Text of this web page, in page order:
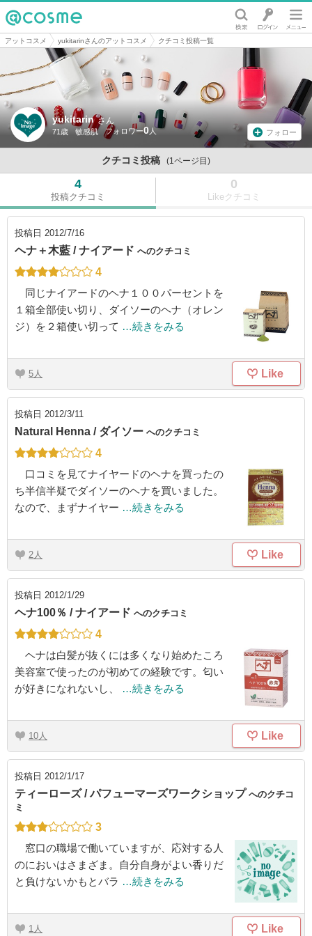
@cosme
アットコスメ yukitarinさんのアットコスメ クチコミ投稿一覧
yukitarin さん
71歳 敏感肌 0 フォロー
クチコミ投稿 (1ページ目)
4
投稿クチコミ
0
Likeクチコミ
投稿日 2012/7/16
ヘナ＋木藍 / ナイアード へのクチコミ
4
同じナイアードのヘナ１００パーセントを
１箱全部使い切り、ダイソーのヘナ（オレン
ジ）を２箱使い切って …続きをみる
5 Like
投稿日 2012/3/11
Natural Henna / ダイソー へのクチコミ
4
口コミを見てナイヤードのヘナを買ったの
ち半信半疑でダイソーのヘナを買いました。
なので、まずナイヤー …続きをみる
2 Like
投稿日 2012/1/29
ヘナ100％ / ナイアード へのクチコミ
4
ヘナは白髪が抜くには多くなり始めたころ
美容室で使ったのが初めての経験です。匂い
が好きになれないし、
…続きをみる
10 Like
投稿日 2012/1/17
ティーローズ / パフューマーズワークショップ へのクチコ
ミ
3
窓口の職場で働いていますが、応対する人
のにおいはさまざま。自分自身がよい香りだ
と負けないかもとバラ …続きをみる
1 Like